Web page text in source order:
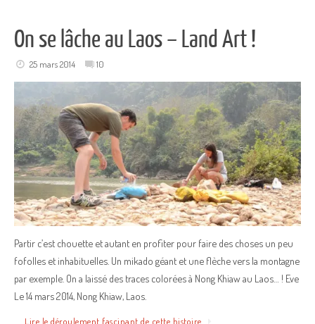
On se lâche au Laos – Land Art !
25 mars 2014 10
Partir c’est chouette et autant en profiter pour faire des choses un peu
fofolles et inhabituelles. Un mikado géant et une flèche vers la montagne
par exemple. On a laissé des traces colorées à Nong Khiaw au Laos… ! Eve
Le 14 mars 2014, Nong Khiaw, Laos.
Lire le déroulement fascinant de cette histoire